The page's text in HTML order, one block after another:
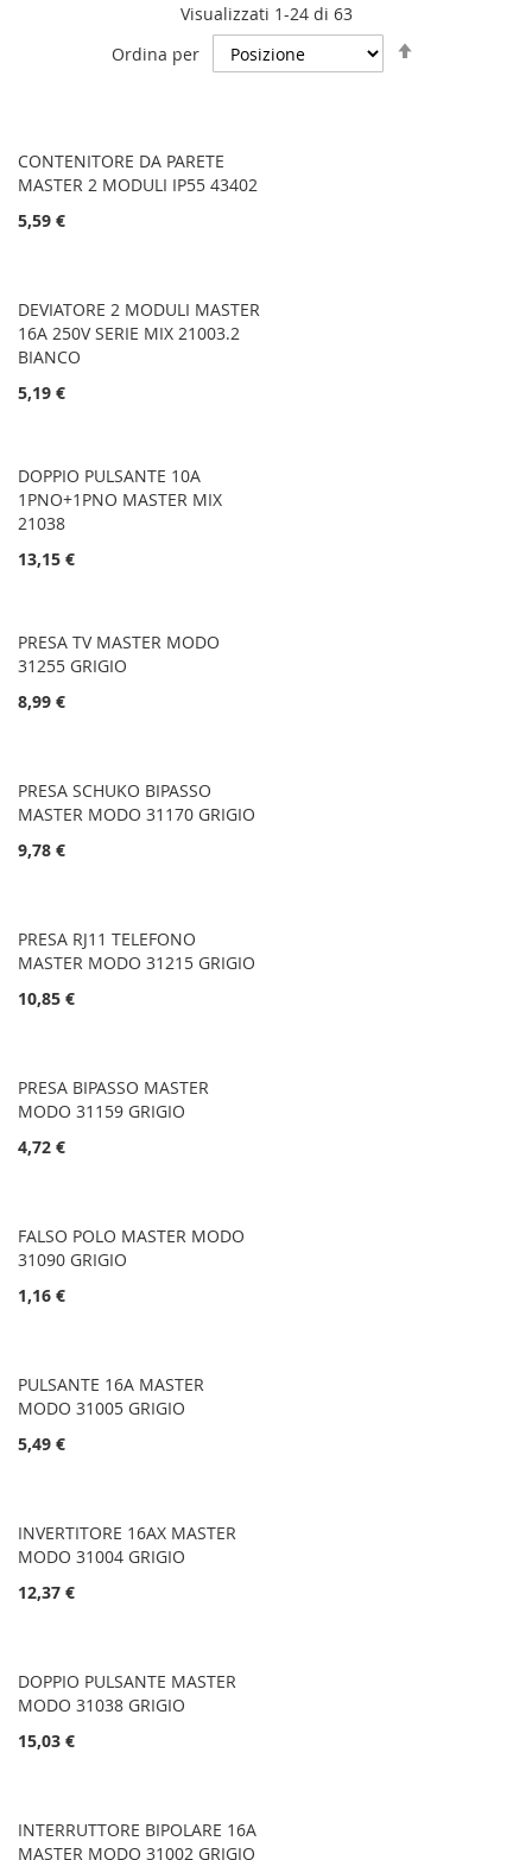
Visualizzati 1-24 di 63
Ordina per
CONTENITORE DA PARETE
MASTER 2 MODULI IP55 43402
5,59 €
DEVIATORE 2 MODULI MASTER
16A 250V SERIE MIX 21003.2
BIANCO
5,19 €
DOPPIO PULSANTE 10A
1PNO+1PNO MASTER MIX
21038
13,15 €
PRESA TV MASTER MODO
31255 GRIGIO
8,99 €
PRESA SCHUKO BIPASSO
MASTER MODO 31170 GRIGIO
9,78 €
PRESA RJ11 TELEFONO
MASTER MODO 31215 GRIGIO
10,85 €
PRESA BIPASSO MASTER
MODO 31159 GRIGIO
4,72 €
FALSO POLO MASTER MODO
31090 GRIGIO
1,16 €
PULSANTE 16A MASTER
MODO 31005 GRIGIO
5,49 €
INVERTITORE 16AX MASTER
MODO 31004 GRIGIO
12,37 €
DOPPIO PULSANTE MASTER
MODO 31038 GRIGIO
15,03 €
INTERRUTTORE BIPOLARE 16A
MASTER MODO 31002 GRIGIO